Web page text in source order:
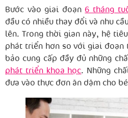
Bước vào giai đoạn6 tháng
đầu có nhiều thay đổi và nhu
lên. Trong thời gian này, hệ
phát triển hơn so với giai đoạn
bảo cung cấp đầy đủ những
phát triển khoa học. Những
đưa vào thực đơn ăn dặm cho